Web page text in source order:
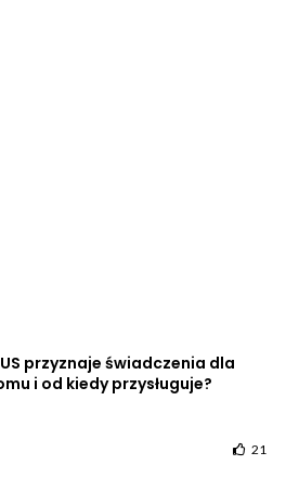
przyznaje świadczenia dla
i od kiedy przysługuje?
21